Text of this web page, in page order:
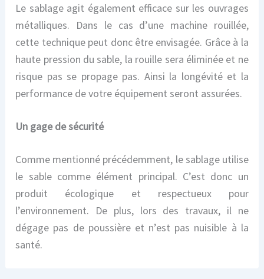
Le sablage agit également efficace sur les ouvrages
métalliques. Dans le cas d’une machine rouillée,
cette technique peut donc être envisagée. Grâce à la
haute pression du sable, la rouille sera éliminée et ne
risque pas se propage pas. Ainsi la longévité et la
performance de votre équipement seront assurées.
Un gage de sécurité
Comme mentionné précédemment, le sablage utilise
le sable comme élément principal. C’est donc un
produit écologique et respectueux pour
l’environnement. De plus, lors des travaux, il ne
dégage pas de poussière et n’est pas nuisible à la
santé.